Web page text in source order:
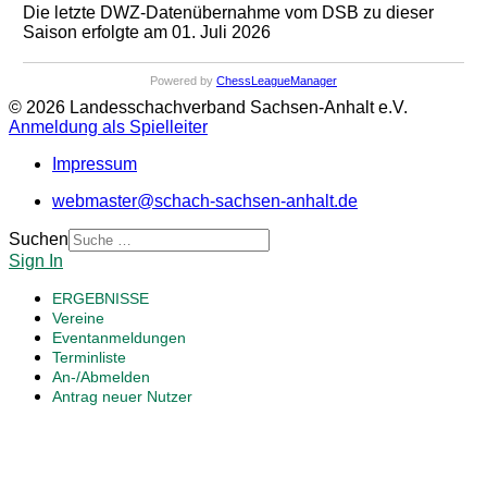
Die letzte DWZ-Datenübernahme vom DSB zu dieser
Saison erfolgte am 01. Juli 2026
Powered by ChessLeagueManager
© 2026 Landesschachverband Sachsen-Anhalt e.V.
Anmeldung als Spielleiter
Impressum
webmaster@schach-sachsen-anhalt.de
Suchen
Sign In
ERGEBNISSE
Vereine
Eventanmeldungen
Terminliste
An-/Abmelden
Antrag neuer Nutzer